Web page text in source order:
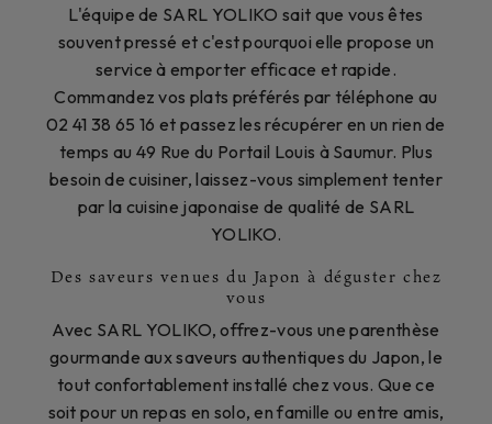
L'équipe de SARL YOLIKO sait que vous êtes
souvent pressé et c'est pourquoi elle propose un
service à emporter efficace et rapide.
Commandez vos plats préférés par téléphone au
02 41 38 65 16 et passez les récupérer en un rien de
temps au 49 Rue du Portail Louis à Saumur. Plus
besoin de cuisiner, laissez-vous simplement tenter
par la cuisine japonaise de qualité de SARL
YOLIKO.
Des saveurs venues du Japon à déguster chez
vous
Avec SARL YOLIKO, offrez-vous une parenthèse
gourmande aux saveurs authentiques du Japon, le
tout confortablement installé chez vous. Que ce
soit pour un repas en solo, en famille ou entre amis,